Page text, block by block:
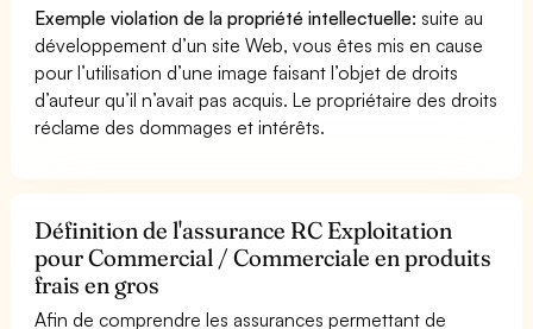
Exemple violation de la propriété intellectuelle: suite au
développement d’un site Web, vous êtes mis en cause
pour l’utilisation d’une image faisant l’objet de droits
d’auteur qu’il n’avait pas acquis. Le propriétaire des droits
réclame des dommages et intérêts.
Définition de l'assurance RC Exploitation
pour Commercial / Commerciale en produits
frais en gros
Afin de comprendre les assurances permettant de